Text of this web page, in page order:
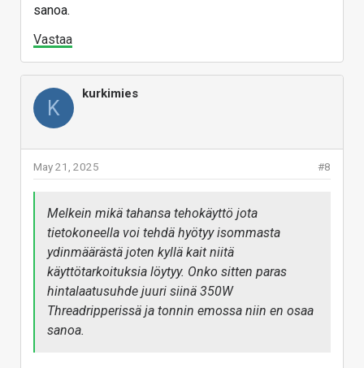
sanoa.
Vastaa
K
kurkimies
#8
May 21, 2025
Melkein mikä tahansa tehokäyttö jota
tietokoneella voi tehdä hyötyy isommasta
ydinmäärästä joten kyllä kait niitä
käyttötarkoituksia löytyy. Onko sitten paras
hintalaatusuhde juuri siinä 350W
Threadripperissä ja tonnin emossa niin en osaa
sanoa.